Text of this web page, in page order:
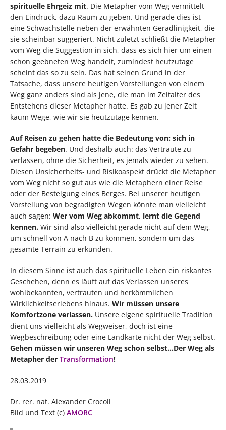
spirituelle Ehrgeiz mit. Die Metapher vom Weg vermittelt
den Eindruck, dazu Raum zu geben. Und gerade dies ist
eine Schwachstelle neben der erwähnten Geradlinigkeit, die
sie scheinbar suggeriert. Nicht zuletzt schließt die Metapher
vom Weg die Suggestion in sich, dass es sich hier um einen
schon geebneten Weg handelt, zumindest heutzutage
scheint das so zu sein. Das hat seinen Grund in der
Tatsache, dass unsere heutigen Vorstellungen von einem
Weg ganz anders sind als jene, die man im Zeitalter des
Entstehens dieser Metapher hatte. Es gab zu jener Zeit
kaum Wege, wie wir sie heutzutage kennen.
Auf Reisen zu gehen hatte die Bedeutung von: sich in
Gefahr begeben. Und deshalb auch: das Vertraute zu
verlassen, ohne die Sicherheit, es jemals wieder zu sehen.
Diesen Unsicherheits- und Risikoaspekt drückt die Metapher
vom Weg nicht so gut aus wie die Metaphern einer Reise
oder der Besteigung eines Berges. Bei unserer heutigen
Vorstellung von begradigten Wegen könnte man vielleicht
auch sagen: Wer vom Weg abkommt, lernt die Gegend
kennen. Wir sind also vielleicht gerade nicht auf dem Weg,
um schnell von A nach B zu kommen, sondern um das
gesamte Terrain zu erkunden.
In diesem Sinne ist auch das spirituelle Leben ein riskantes
Geschehen, denn es läuft auf das Verlassen unseres
wohlbekannten, vertrauten und herkömmlichen
Wirklichkeitserlebens hinaus. Wir müssen unsere
Komfortzone verlassen. Unsere eigene spirituelle Tradition
dient uns vielleicht als Wegweiser, doch ist eine
Wegbeschreibung oder eine Landkarte nicht der Weg selbst.
Gehen müssen wir unseren Weg schon selbst…Der Weg als
Metapher der Transformation!
28.03.2019
Dr. rer. nat. Alexander Crocoll
Bild und Text (c) AMORC